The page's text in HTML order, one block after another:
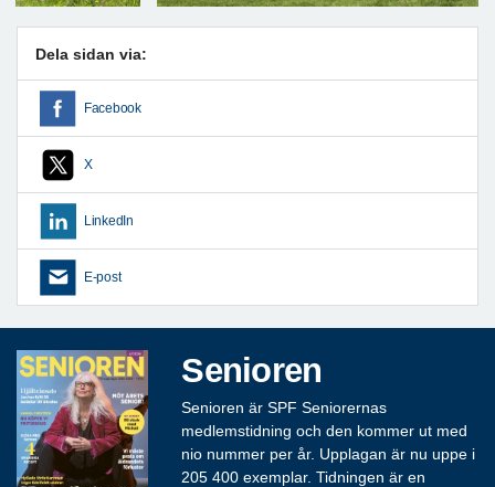
Dela sidan via:
Facebook
X
LinkedIn
E-post
Senioren
Senioren är SPF Seniorernas
medlemstidning och den kommer ut med
nio nummer per år. Upplagan är nu uppe i
205 400 exemplar. Tidningen är en